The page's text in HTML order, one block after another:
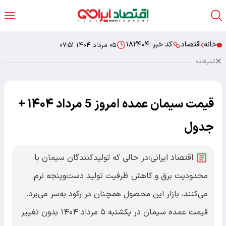
خانه اقتصاد کد خبر: ۱۸۲۴۰۴ ۰۵ مرداد ۱۴۰۴ ۰۷:۵۱
تبلیغات
قیمت سیمان عمده امروز 5 مرداد ۱۴۰۴ +
جدول
اقتصاد ایرانی؛در حالی که تولیدکنندگان سیمان با
محدودیت برق و کاهش ظرفیت تولید دست‌وپنجه نرم
می‌کنند، بازار این محصول همچنان در رکود به‌سر می‌برد.
قیمت عمده سیمان در یکشنبه ۵ مرداد ۱۴۰۴ بدون تغییر